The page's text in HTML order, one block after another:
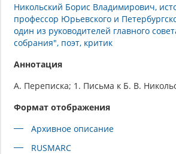
Никольский Борис Владимирович,
профессор Юрьевского и
один из руководителей главного
собрания", поэт, критик
Аннотация
А. Переписка; 1. Письма к Б. В.
Формат отображения
Архивное описание
RUSMARC